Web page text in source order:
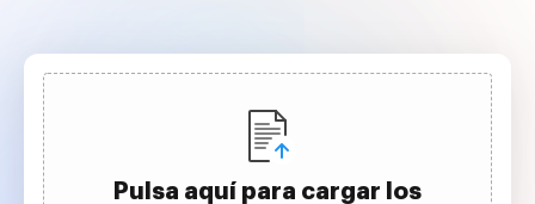
Pulsa aquí para cargar los